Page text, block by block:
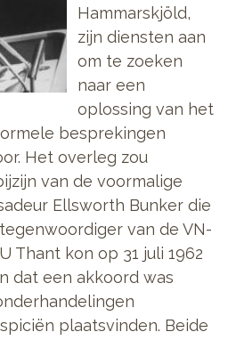
Hammarskjöld,
zijn diensten aan
om te zoeken
naar een
oplossing van het
besprekingen
Het overleg zou
van de voormalige
Ellsworth Bunker die
van de VN-
Thant kon op 31 juli 1962
dat een akkoord was
plaatsvinden. Beide